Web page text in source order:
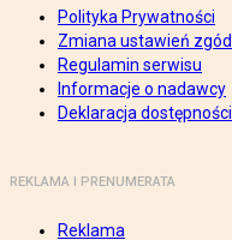
Polityka Prywatności
Zmiana ustawień zgód
Regulamin serwisu
Informacje o nadawcy
Deklaracja dostępności
REKLAMA I PRENUMERATA
Reklama